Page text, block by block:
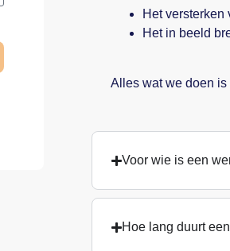
Het versterken
Het in beeld
Alles wat we doen is
Voor wie is een
Hoe lang duurt